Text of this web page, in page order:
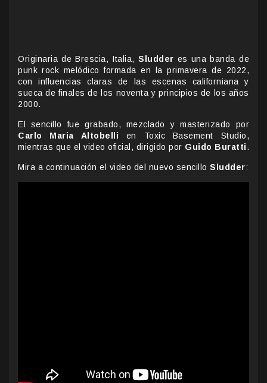
Originaria de Brescia, Italia, Sludder es una banda de
punk rock melódico formada en la primavera de 2022,
con influencias claras de las escenas californiana y
sueca de finales de los noventa y principios de los años
2000.
El sencillo fue grabado, mezclado y masterizado por
Carlo Maria Altobelli en Toxic Basement Studio,
mientras que el video oficial, dirigido por Guido Buratti.
Mira a continuación el video del nuevo sencillo Sludder: